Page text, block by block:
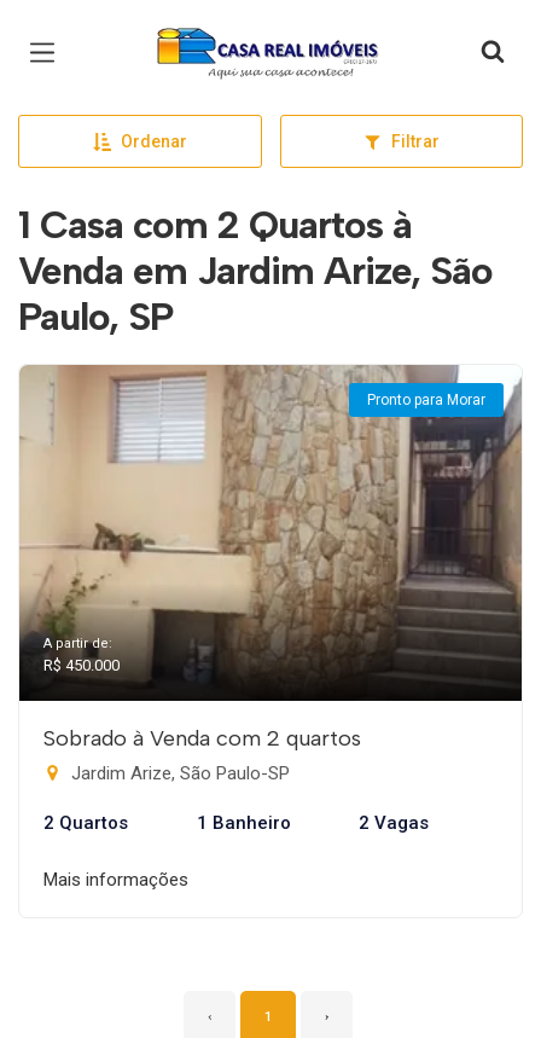
Página inicial
Ordenar Filtrar
1 Casa com 2 Quartos à
Venda em Jardim Arize, São
Paulo, SP
Pronto para Morar
A partir de:
R$ 450.000
Sobrado à Venda com 2 quartos
Jardim Arize, São Paulo-SP
2 Quartos 1 Banheiro 2 Vagas
Mais informações
‹ 1 ›